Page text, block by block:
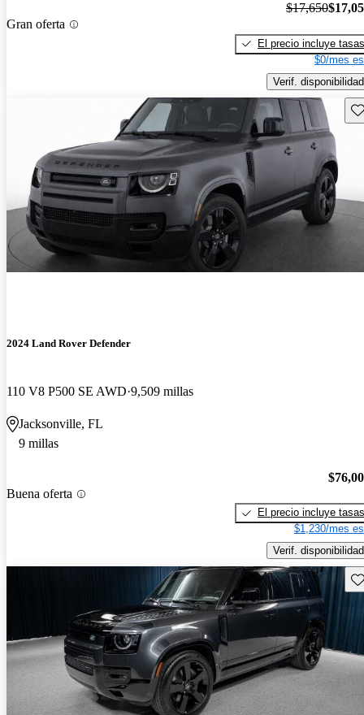
Gran oferta
$17,650
El precio incluye tasas
$0/mes
Verif. disponibilidad
2024 Land Rover Defender
110 V8 P500 SE AWD 9,509 millas
Jacksonville, FL
9 millas
Buena oferta
El precio incluye tasas
$1,230/mes
Verif. disponibilidad